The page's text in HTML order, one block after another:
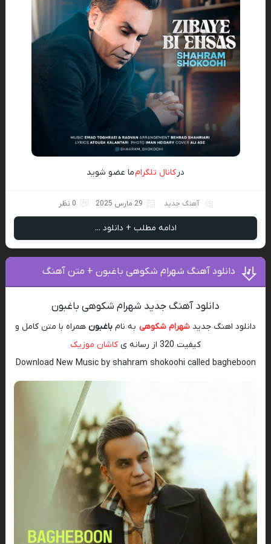
درکانال تلگرامما عضو شوید
آهنگ جدید 29 مارس 2025 0 نظر
ادامه مطلب + دانلود ...
دانلود آهنگ شهرام شکوهی باغبون + متن آهنگ
دانلود آهنگ جدید شهرام شکوهی باغبون
دانلود اهنگ جدید شهرام شکوهی به نام باغبون همراه با متن کامل و
کیفیت 320 از رسانه ی
کاشان موزیک
Download New Music by shahram shokoohi called bagheboon